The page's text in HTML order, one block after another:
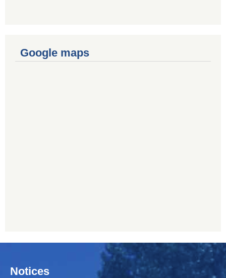
Google maps
Notices